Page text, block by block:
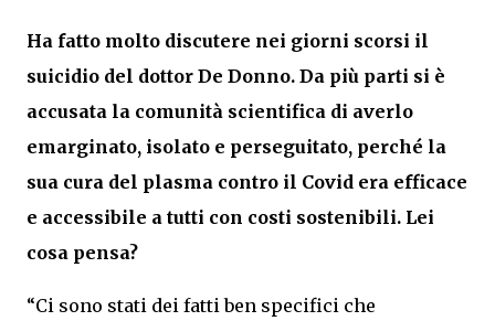
Ha fatto molto discutere nei giorni scorsi il
suicidio del dottor De Donno. Da più parti si è
accusata la comunità scientifica di averlo
emarginato, isolato e perseguitato, perché la
sua cura del plasma contro il Covid era efficace
e accessibile a tutti con costi sostenibili. Lei
cosa pensa?
“Ci sono stati dei fatti ben specifici che